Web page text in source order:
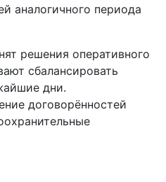
аналогичного периода
решения оперативного
сбалансировать
дни.
договорённостей